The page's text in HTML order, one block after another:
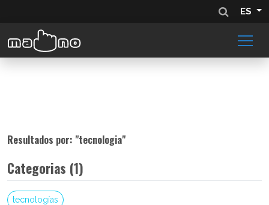
ES
Resultados por: "tecnologia"
Categorias (1)
tecnologías